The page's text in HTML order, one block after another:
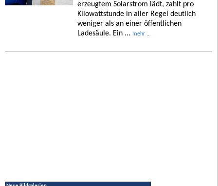
erzeugtem Solarstrom lädt, zahlt pro
Kilowattstunde in aller Regel deutlich
weniger als an einer öffentlichen
Ladesäule. Ein ... mehr ...